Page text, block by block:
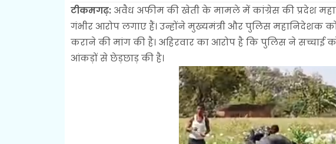
टीकमगढ़: अवैध अफीम की खेती के मामले में कांग्रेस की प्रदेश
गंभीर आरोप लगाए हैं। उन्होंने मुख्यमंत्री और पुलिस महानिदेशक
कराने की मांग की है। अहिरवार का आरोप है कि पुलिस ने सच्चाई
आंकड़ों से छेड़छाड़ की है।